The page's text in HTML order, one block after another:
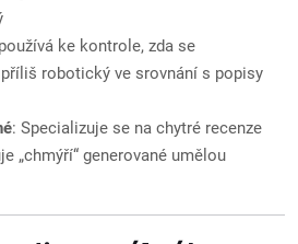
ke kontrole, zda se
robotický ve srovnání s popisy
: Specializuje se na chytré recenze
„chmýří“ generované umělou